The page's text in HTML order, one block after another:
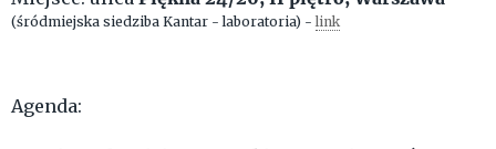
(śródmiejska siedziba Kantar - laboratoria) - link
Agenda: